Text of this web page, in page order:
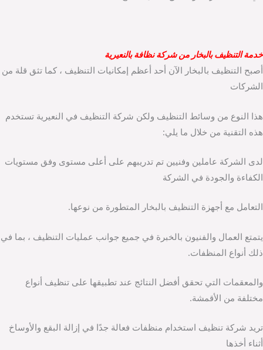
خدمة التنظيف بالبخار من شركة نظافة بالنعيرية
أصبح التنظيف بالبخار الآن أحد أعظم إمكانيات التنظيف ، كما تثق قلة من
الشركات
هذا النوع من وسائط التنظيف ولكن شركة التنظيف في النعيرية تستخدم
هذه التقنية من خلال ما يلي:
لدى الشركة عاملين وفنيين تم تدريبهم على أعلى مستوى وفق مستويات
الكفاءة والجودة في الشركة
التعامل مع أجهزة التنظيف بالبخار المتطورة من نوعها.
يتمتع العمال والفنيون بالخبرة في جميع جوانب عمليات التنظيف ، بما في
ذلك أنواع المنظفات.
والمعقمات التي تحقق أفضل النتائج عند تطبيقها على تنظيف أنواع
مختلفة من الأقمشة.
تريد شركة تنظيف استخدام منظفات فعالة جدًا في إزالة البقع والأوساخ
أثناء أخذها